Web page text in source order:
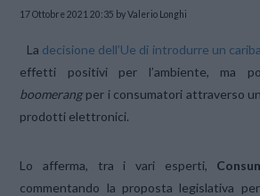
17 Ottobre 2021 20:35 by Valerio Longhi
La decisione dell’Ue di introdurre un
effetti positivi per l’ambiente, ma
boomerangper i consumatori attraverso
prodotti elettronici.
Lo afferma, tra i vari esperti,
commentando la proposta legislativa